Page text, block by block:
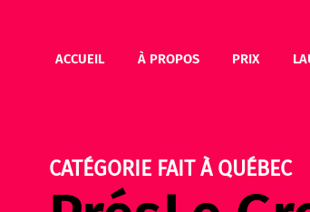
ACCUEIL À PROPOS PRIX
CATÉGORIE FAIT À QUÉBEC